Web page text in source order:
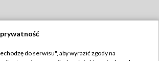
do serwisu", aby wyrazić zgody na